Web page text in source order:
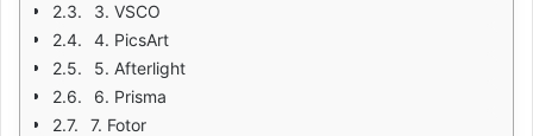
3. VSCO
4. PicsArt
5. Afterlight
6. Prisma
7. Fotor